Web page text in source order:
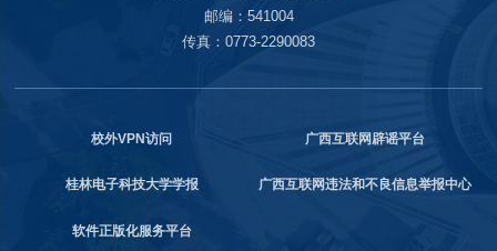
邮编：541004
传真：0773-2290083
校外VPN访问 广西互联网辟谣平台
桂林电子科技大学学报 广西互联网违法和不良信息举报中心
软件正版化服务平台